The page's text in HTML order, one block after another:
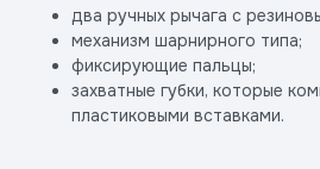
два ручных рычага с
механизм шарнирного типа;
фиксирующие пальцы;
захватные губки, которые
пластиковыми вставками.